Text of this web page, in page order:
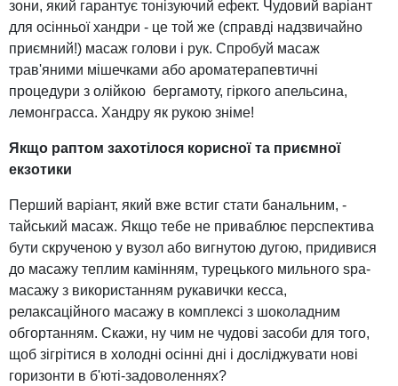
зони, який гарантує тонізуючий ефект. Чудовий варіант
для осінньої хандри - це той же (справді надзвичайно
приємний!) масаж голови і рук. Спробуй масаж
трав'яними мішечками або ароматерапевтичні
процедури з олійкою бергамоту, гіркого апельсина,
лемонграсса. Хандру як рукою зніме!
Якщо раптом захотілося корисної та приємної
екзотики
Перший варіант, який вже встиг стати банальним, -
тайський масаж. Якщо тебе не приваблює перспектива
бути скрученою у вузол або вигнутою дугою, придивися
до масажу теплим камінням, турецького мильного spa-
масажу з використанням рукавички кесса,
релаксаційного масажу в комплексі з шоколадним
обгортанням. Скажи, ну чим не чудові засоби для того,
щоб зігрітися в холодні осінні дні і досліджувати нові
горизонти в б'юті-задоволеннях?